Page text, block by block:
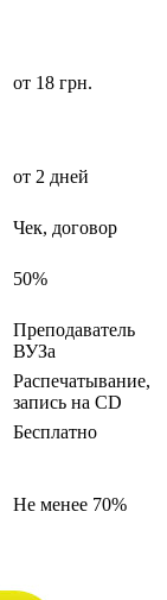
от 18 грн.
от 2 дней
Чек, договор
50%
Преподаватель
ВУЗа
Распечатывание,
запись на CD
Бесплатно
Не менее 70%